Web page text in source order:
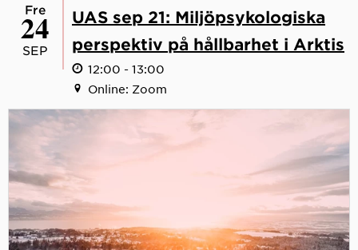
fre
24
SEP
UAS sep 21: Miljöpsykologiska
perspektiv på hållbarhet i Arktis
12:00 - 13:00
Online: Zoom